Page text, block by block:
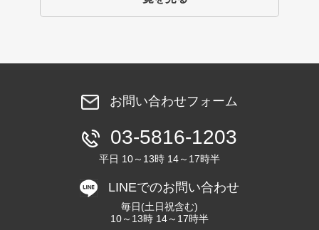
お問い合わせフォーム
03-5816-1203
平日 10～13時 14～17時半
LINEでのお問い合わせ
毎日(土日祝含む)
10～13時 14～17時半